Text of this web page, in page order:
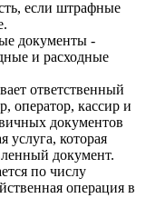
если штрафные
документы -
и расходные
ответственный
оператор, кассир и
документов
услуга, которая
документ.
по числу
операция в